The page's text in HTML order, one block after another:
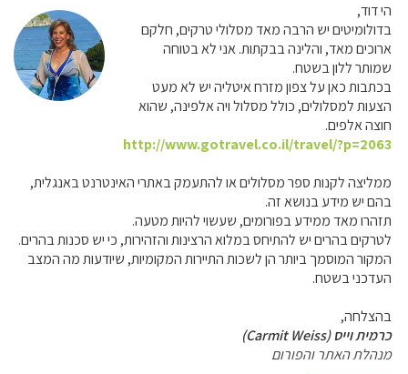
הי דוד,
בדולומיטים יש הרבה מאד מסלולי טרקים, חלקם
ארוכים מאד, והלינה בבקתות. אני לא בטוחה
שמותר ללון בשטח.
בכתבות כאן על צפון מזרח איטליה יש לא מעט
הצעות למסלולים, כולל מסלול ויה אלפינה, שהוא
חוצה אלפים.
http://www.gotravel.co.il/travel/?p=2063
ממליצה לקנות ספר מסלולים או להתעמק באתרי האינטרנט באנגלית,
בהם יש מידע בנושא זה.
תזהרו מאד ממידע בפורומים, שעשוי להיות מטעה.
לטרקים בהרים יש להתיחס במלוא הרצינות והזהירות, כי יש סכנות בהרים.
המקור המוסמך ביותר הן לשכות התיירות המקומיות, שיודעות מה המצב
העדכני בשטח.
בהצלחה,
כרמית וייס (Carmit Weiss)
מנהלת האתר והפורום